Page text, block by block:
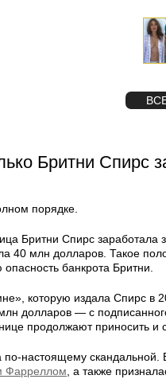
Бритни Спирс
порядке.
Бритни Спирс заработала
40 млн долларов. Такое
банкрота Бритни.
которую издала Спирс в
долларов — с подписанного
продолжают приносить и
настоящему скандальной.
Фарреллом , а также